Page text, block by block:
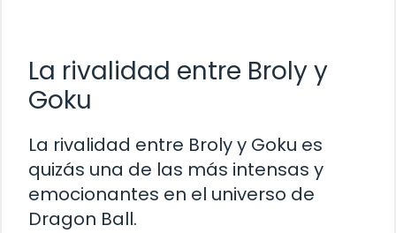
La rivalidad entre Broly y
Goku
La rivalidad entre Broly y Goku es
quizás una de las más intensas y
emocionantes en el universo de
Dragon Ball.